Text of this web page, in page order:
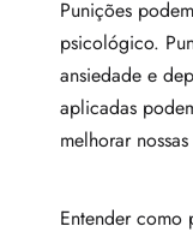
Punições
psicológico.
ansiedade e
aplicadas
melhorar
Entender como